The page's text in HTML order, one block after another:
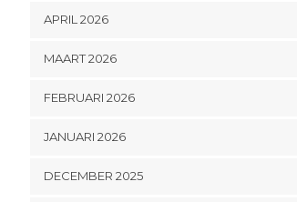
APRIL 2026
MAART 2026
FEBRUARI 2026
JANUARI 2026
DECEMBER 2025